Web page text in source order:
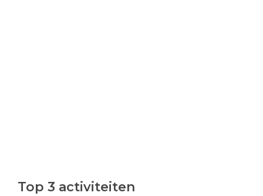
Top 3 activiteiten